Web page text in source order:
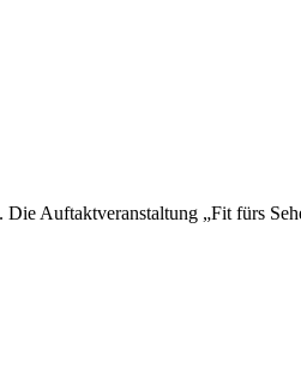
Auftaktveranstaltung „Fit fürs